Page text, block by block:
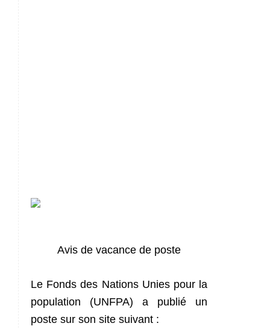
Avis de vacance de poste
Le Fonds des Nations Unies pour la
population (UNFPA) a publié un
poste sur son site suivant :